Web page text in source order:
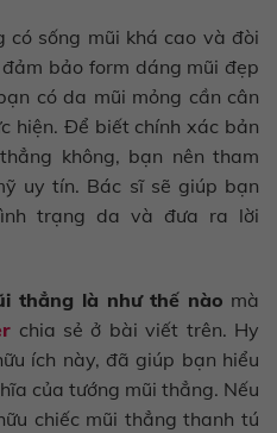
có sống mũi khá cao và đòi
bảo form dáng mũi đẹp
có da mũi mỏng cần cân
hiện. Để biết chính xác bản
không, bạn nên tham
uy tín. Bác sĩ sẽ giúp bạn
trạng da và đưa ra lời
thẳng là như thế nào mà
chia sẻ ở bài viết trên. Hy
ích này, đã giúp bạn hiểu
của tướng mũi thẳng. Nếu
chiếc mũi thẳng thanh tú